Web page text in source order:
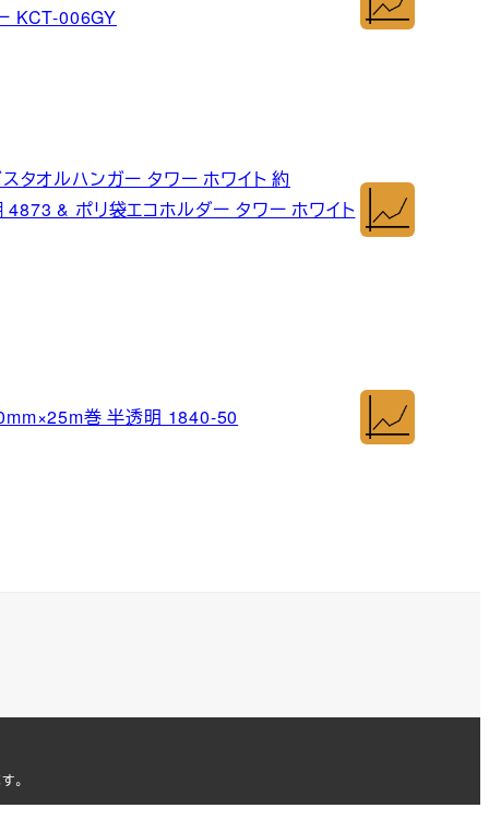
KCT-006GY
オルハンガー タワー ホワイト 約
& ポリ袋エコホルダー タワー ホワイト
巻 半透明 1840-50
。